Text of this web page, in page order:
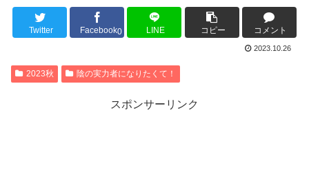
Powered by livedoor 相互RSS
Twitter Facebook0 LINE コピー コメント
2023.10.26
2023秋 陰の実力者になりたくて！
スポンサーリンク